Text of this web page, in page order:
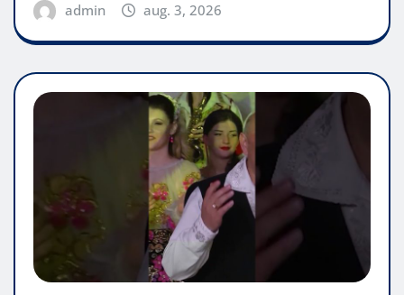
admin aug. 3, 2026